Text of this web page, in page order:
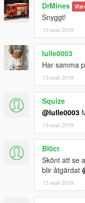
DrMines
Snyggt!
13 май 2019
lulle0003
Har samma
13 май 2019
Squize
@lulle0003
13 май 2019
Bl0ct
Skönt att se
blir åtgärdat
13 май 2019